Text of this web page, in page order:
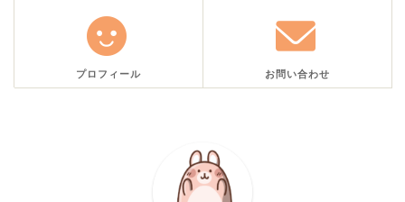
プロフィール お問い合わせ